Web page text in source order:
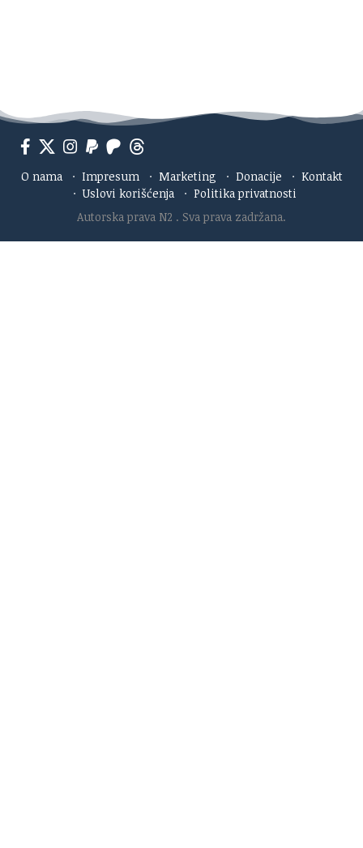
O nama · Impresum · Marketing · Donacije · Kontakt
· Uslovi korišćenja · Politika privatnosti
Autorska prava N2 . Sva prava zadržana.